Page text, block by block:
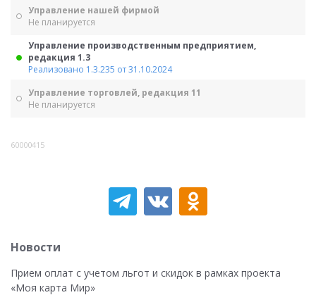
Управление нашей фирмой
Не планируется
Управление производственным предприятием,
редакция 1.3
Реализовано 1.3.235 от 31.10.2024
Управление торговлей, редакция 11
Не планируется
60000415
Новости
Прием оплат с учетом льгот и скидок в рамках проекта
«Моя карта Мир»